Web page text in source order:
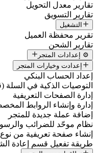
تقارير معدل التحويل
تقارير التسويق
التشغيل
تقرير محفظة العميل
تقارير الشحن
⚙️ إعدادات المتجر
إعدادت وخيارات المتجر
إعداد الحساب البنكي
التوصيات الذكية في السلة
إدارة الصفحات التعريفية
إدارة وإنشاء الروابط
إضافة عملة جديدة للمتجر
نظام موحّد للضرائب
إنشاء صفحة تعريفية من نوع HTML
طريقة تفعيل قسم إعادة